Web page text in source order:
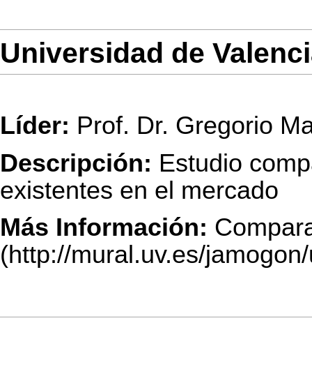
Universidad de
Líder: Prof. Dr. Gregorio
Descripción: Estudio
existentes en el mercado
Más Información: